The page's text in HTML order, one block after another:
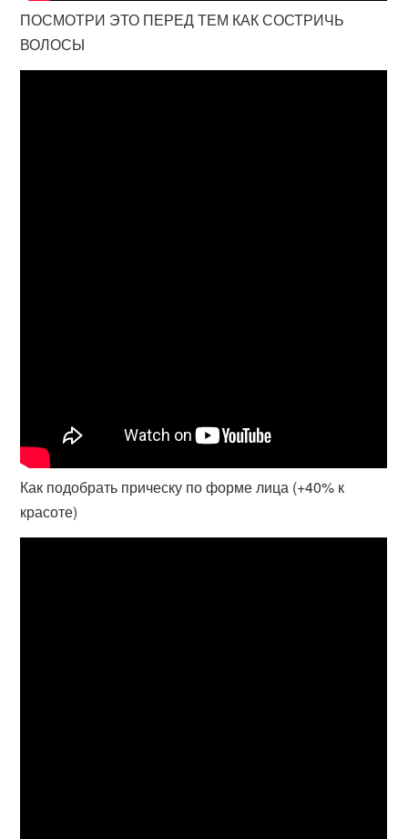
ПОСМОТРИ ЭТО ПЕРЕД ТЕМ КАК СОСТРИЧЬ
ВОЛОСЫ
Как подобрать прическу по форме лица (+40% к
красоте)